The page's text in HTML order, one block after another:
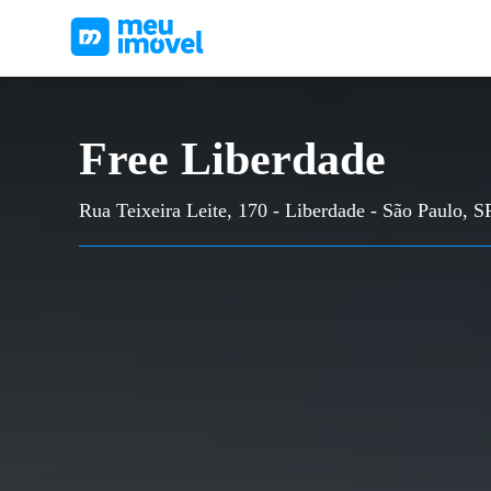
Free Liberdade
Rua Teixeira Leite, 170 - Liberdade - São Paulo,